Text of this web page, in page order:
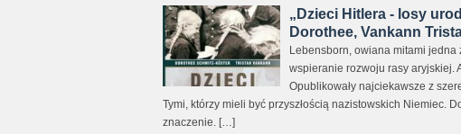
„Dzieci Hitlera - losy
Dorothee, Vankann
Lebensborn, owiana mitami jedna
wspieranie rozwoju rasy aryjskiej.
Opublikowały najciekawsze z
Tymi, którzy mieli być przyszłością nazistowskich Niemiec.
znaczenie. […]